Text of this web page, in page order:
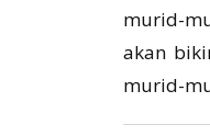
murid-
akan
murid-